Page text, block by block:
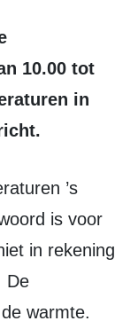
10.00 tot
in
is voor
in rekening
De
warmte.